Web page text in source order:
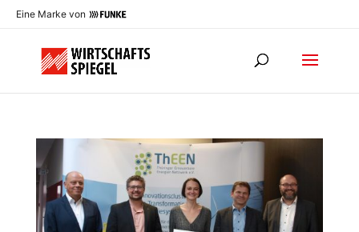
Eine Marke von